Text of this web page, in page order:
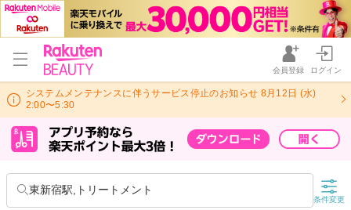
会員登録 ログイン
システムメンテナンスに伴うサービス停止のお知らせ 8月12日 (水)
2:00〜5:30
東新宿駅,トリートメント
条件変更